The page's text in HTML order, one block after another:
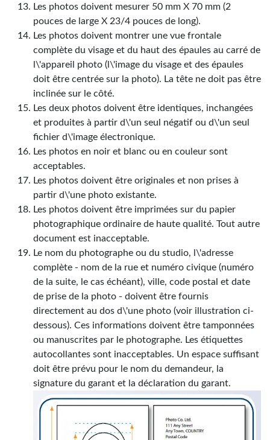
Les photos doivent mesurer 50 mm X 70 mm (2
pouces de large X 23/4 pouces de long).
Les photos doivent montrer une vue frontale
complète du visage et du haut des épaules au carré de
l\'appareil photo (l\'image du visage et des épaules
doit être centrée sur la photo). La tête ne doit pas être
inclinée sur le côté.
Les deux photos doivent être identiques, inchangées
et produites à partir d\'un seul négatif ou d\'un seul
fichier d\'image électronique.
Les photos en noir et blanc ou en couleur sont
acceptables.
Les photos doivent être originales et non prises à
partir d\'une photo existante.
Les photos doivent être imprimées sur du papier
photographique ordinaire de haute qualité. Tout autre
document est inacceptable.
Le nom du photographe ou du studio, l\'adresse
complète - nom de la rue et numéro civique (numéro
de la suite, le cas échéant), ville, code postal et date
de prise de la photo - doivent être fournis
directement au dos d\'une photo (voir illustration ci-
dessous). Ces informations doivent être tamponnées
ou manuscrites par le photographe. Les étiquettes
autocollantes sont inacceptables. Un espace suffisant
doit être prévu pour le nom du demandeur, la
signature du garant et la déclaration du garant.